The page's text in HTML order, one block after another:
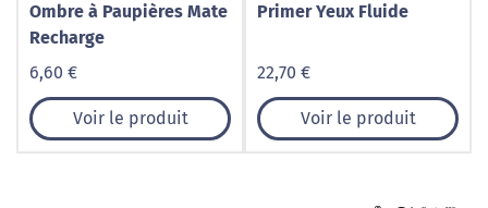
Ombre à Paupières Mate
Recharge
6,60 €
Voir le produit
Primer Yeux Fluide
22,70 €
Voir le produit